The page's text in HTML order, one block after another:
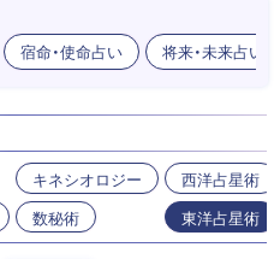
宿命・使命占い 将来・未来占い
キネシオロジー
数秘術
西洋占星術
東洋占星術